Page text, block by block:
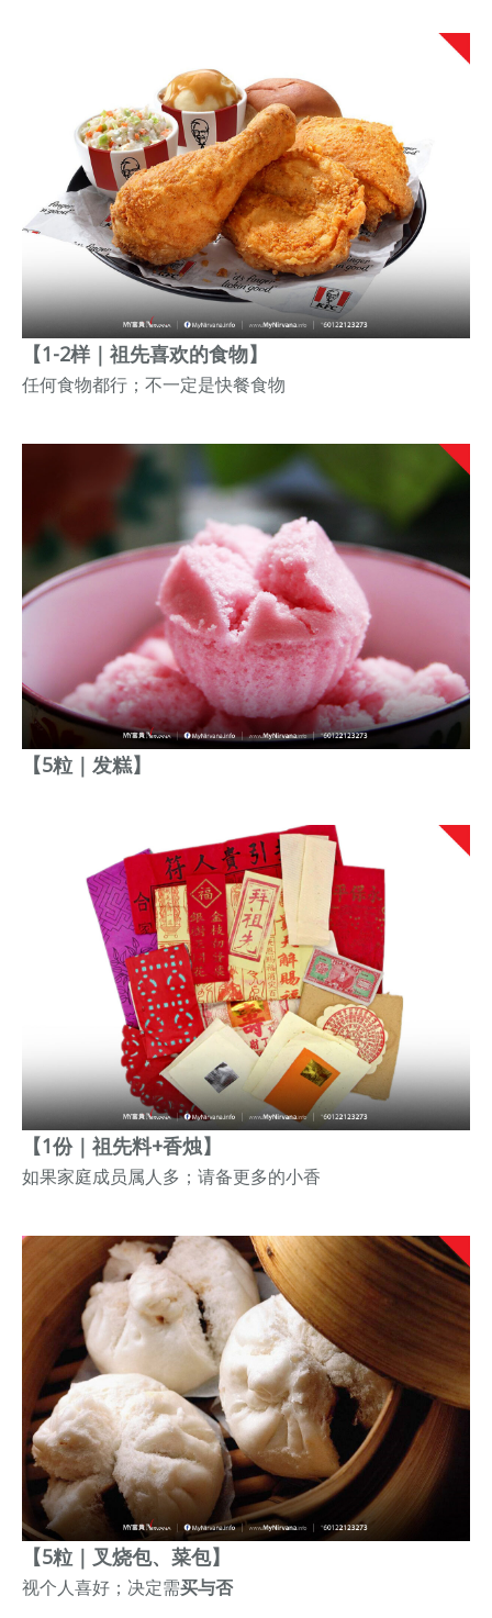
【1-2样｜祖先喜欢的食物】
任何食物都行；不一定是快餐食物
【5粒｜发糕】
【1份｜祖先料+香烛】
如果家庭成员属人多；请备更多的小香
【5粒｜叉烧包、菜包】
视个人喜好；决定需买与否